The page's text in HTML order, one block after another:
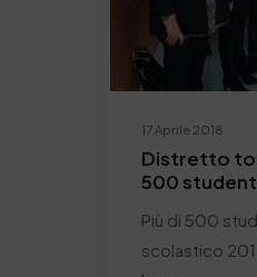
17 Aprile 2018
Distretto
500
Più di 500
scolastico